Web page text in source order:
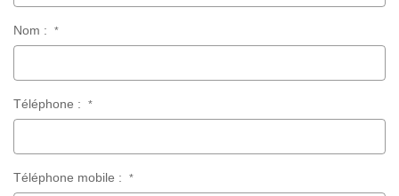
Nom : *
Téléphone : *
Téléphone mobile : *